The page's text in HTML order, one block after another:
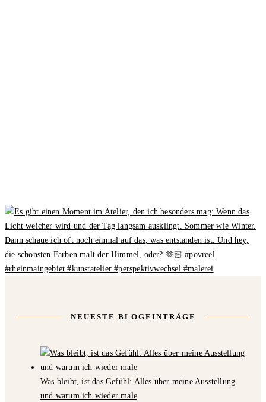
NEUESTE BLOGEINTRÄGE
Was bleibt, ist das Gefühl: Alles über meine Ausstellung
und warum ich wieder male